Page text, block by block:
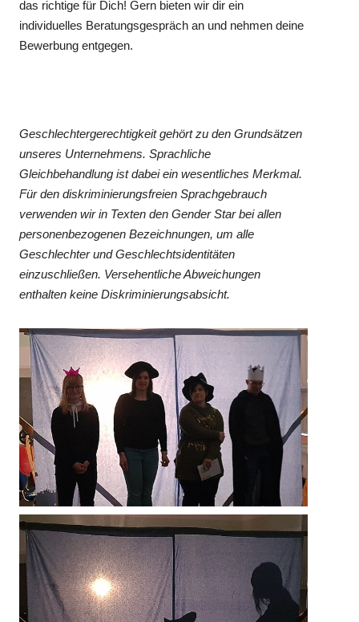
das richtige für Dich! Gern bieten wir dir ein
individuelles Beratungsgespräch an und nehmen deine
Bewerbung entgegen.
Geschlechtergerechtigkeit gehört zu den Grundsätzen
unseres Unternehmens. Sprachliche
Gleichbehandlung ist dabei ein wesentliches Merkmal.
Für den diskriminierungsfreien Sprachgebrauch
verwenden wir in Texten den Gender Star bei allen
personenbezogenen Bezeichnungen, um alle
Geschlechter und Geschlechtsidentitäten
einzuschließen. Versehentliche Abweichungen
enthalten keine Diskriminierungsabsicht.